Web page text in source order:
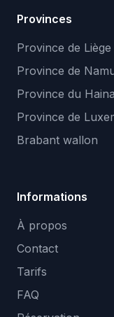
Provinces
Province de Liège
Province de
Province du
Province de
Brabant wallon
Informations
À propos
Contact
Tarifs
FAQ